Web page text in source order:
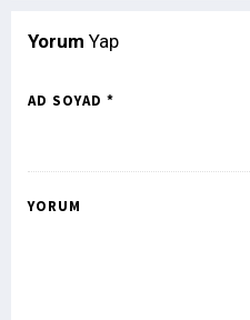
Yorum Yap
AD SOYAD *
YORUM